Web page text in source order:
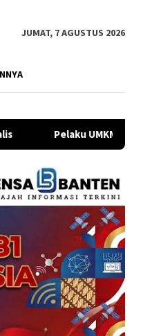
JUMAT, 7 AGUSTUS 2026
Kota Tangerang Hadapi